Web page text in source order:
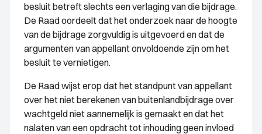
besluit betreft slechts een verlaging van die bijdrage.
De Raad oordeelt dat het onderzoek naar de hoogte
van de bijdrage zorgvuldig is uitgevoerd en dat de
argumenten van appellant onvoldoende zijn om het
besluit te vernietigen.
De Raad wijst erop dat het standpunt van appellant
over het niet berekenen van buitenlandbijdrage over
wachtgeld niet aannemelijk is gemaakt en dat het
nalaten van een opdracht tot inhouding geen invloed